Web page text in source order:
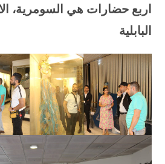
اربع حضارات هي السومرية،
البابلية